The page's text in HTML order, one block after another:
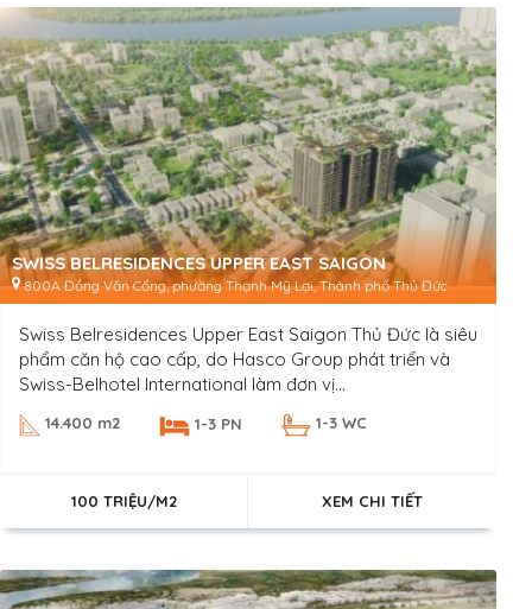
SWISS BELRESIDENCES UPPER EAST SAIGON
800A Đồng Văn Cống, phường Thạnh Mỹ Lợi, Thành phố Thủ Đức
Swiss Belresidences Upper East Saigon Thủ Đức là siêu
phẩm căn hộ cao cấp, do Hasco Group phát triển và
Swiss-Belhotel International làm đơn vị...
14.400 m2 1-3 PN 1-3 WC
100 TRIỆU/M2 XEM CHI TIẾT